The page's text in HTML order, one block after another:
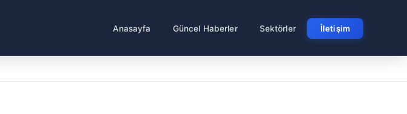
Anasayfa Güncel Haberler Sektörler İletişim